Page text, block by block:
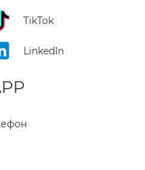
TikTok
LinkedIn